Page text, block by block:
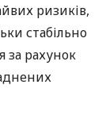
ризиків,
стабільно
за рахунок